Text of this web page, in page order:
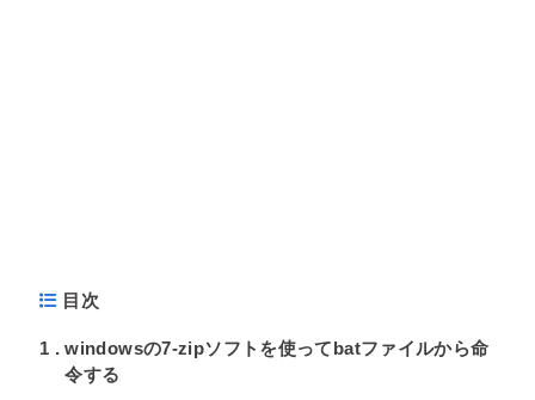
目次
1
windowsの7-zipソフトを使ってbatファイルから命
令する